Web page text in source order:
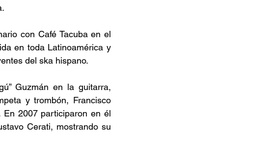
con Café Tacuba en el
en toda Latinoamérica y
del ska hispano.
Guzmán en la guitarra,
y trombón, Francisco
En 2007 participaron en él
Cerati, mostrando su